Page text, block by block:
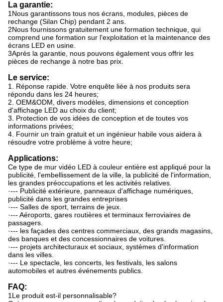
La garantie:
1Nous garantissons tous nos écrans, modules, pièces de
rechange (Silan Chip) pendant 2 ans.
2Nous fournissons gratuitement une formation technique, qui
comprend une formation sur l'exploitation et la maintenance des
écrans LED en usine.
3Après la garantie, nous pouvons également vous offrir les
pièces de rechange à notre bas prix.
Le service:
1. Réponse rapide. Votre enquête liée à nos produits sera
répondu dans les 24 heures;
2. OEM&ODM, divers modèles, dimensions et conception
d'affichage LED au choix du client;
3. Protection de vos idées de conception et de toutes vos
informations privées;
4. Fournir un train gratuit et un ingénieur habile vous aidera à
résoudre votre problème à votre heure;
Applications:
Ce type de mur vidéo LED à couleur entière est appliqué pour la
publicité, l'embellissement de la ville, la publicité de l'information,
les grandes préoccupations et les activités relatives.
·--- Publicité extérieure, panneaux d'affichage numériques,
publicité dans les grandes entreprises
·--- Salles de sport, terrains de jeux.
·--- Aéroports, gares routières et terminaux ferroviaires de
passagers.
·--- les façades des centres commerciaux, des grands magasins,
des banques et des concessionnaires de voitures.
·--- projets architecturaux et sociaux, systèmes d'information
dans les villes.
·--- Le spectacle, les concerts, les festivals, les salons
automobiles et autres événements publics.
FAQ:
1Le produit est-il personnalisable?